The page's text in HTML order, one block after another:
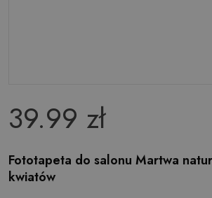
39.99 zł
Fototapeta do salonu Martwa
kwiatów